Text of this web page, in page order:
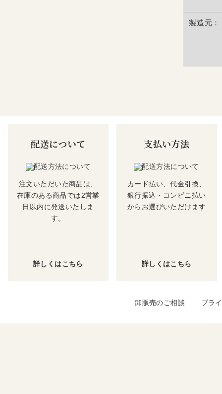
製造元：
配送について
注文いただいた商品は、
在庫のある商品では2営業
日以内に発送いたしま
す。
詳しくはこちら
支払い方法
カード払い、代金引換、
銀行振込・コンビニ払い
からお選びいただけます
詳しくはこちら
卸販売のご相談 プラ